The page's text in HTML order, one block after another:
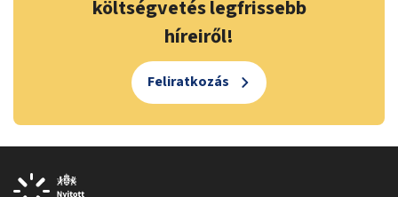
költségvetés legfrissebb
híreiről!
Feliratkozás